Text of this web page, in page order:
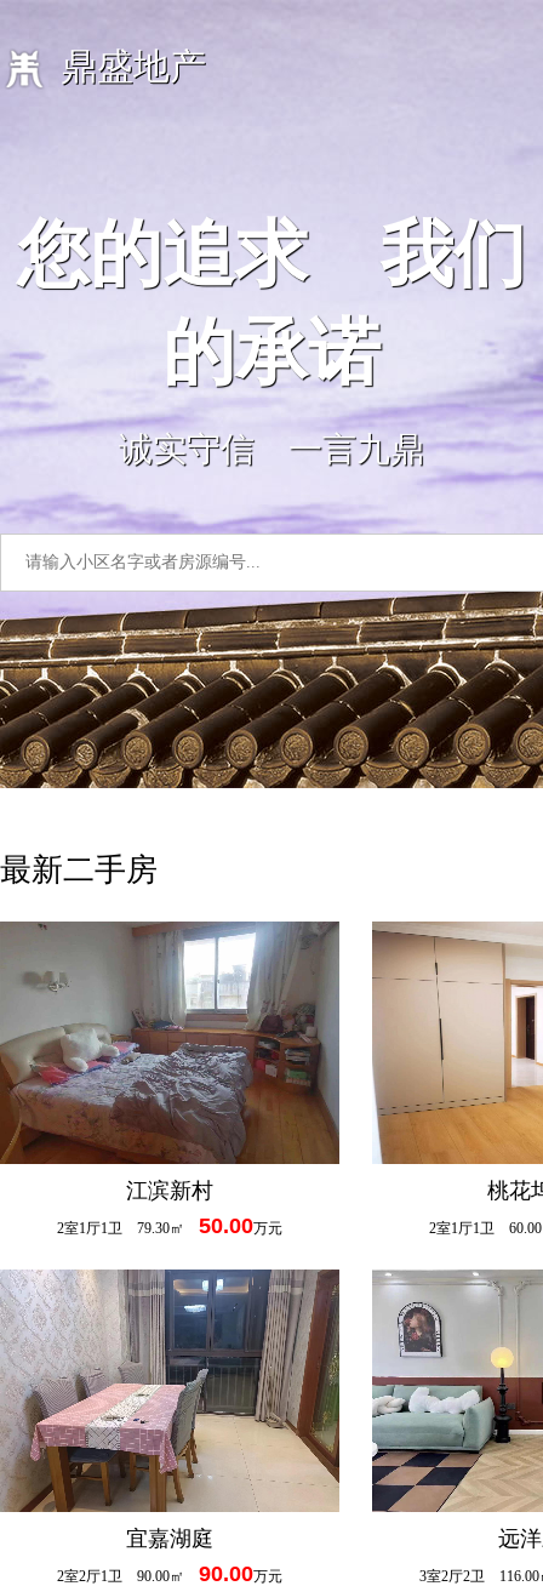
鼎盛地产
您的追求 我们
的承诺
诚实守信 一言九鼎
最新二手房
江滨新村
2室1厅1卫 79.30㎡ 50.00万元
桃花
2室1厅1卫
宜嘉湖庭
2室2厅1卫 90.00㎡ 90.00万元
远
3室2厅2卫